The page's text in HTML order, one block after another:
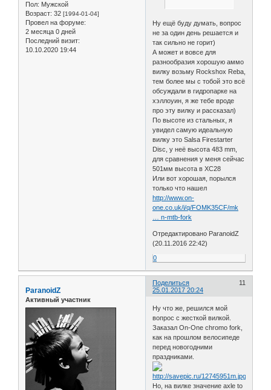
Пол: Мужской
Возраст: 32 [1994-01-04]
Провел на форуме:
2 месяца 0 дней
Последний визит:
10.10.2020 19:44
Ну ещё буду думать, вопрос
не за один день решается и
так сильно не горит)
А может и вовсе для
разнообразия хорошую аммо
вилку возьму Rockshox Reba,
тем более мы с тобой это всё
обсуждали в гидропарке на
хэллоуин, я же тебе вроде
про эту вилку и рассказал)
По высоте из стальных, я
увидел самую идеальную
вилку это Salsa Firestarter
Disc, у неё высота 483 mm,
для сравнения у меня сейчас
501мм высота в XC28
Или вот хорошая, порылся
только что нашел
http://www.on-
one.co.uk/i/q/FOMK35CF/mk
… n-mtb-fork
Отредактировано ParanoidZ
(20.11.2016 22:42)
0
Поделиться
11
25.01.2017 20:24
ParanoidZ
Активный участник
Ну что же, решился мой
вопрос с жесткой вилкой.
Заказал On-One chromo fork,
как на прошлом велосипеде
перед новогодними
праздниками.
Но, на вилке значение axle to